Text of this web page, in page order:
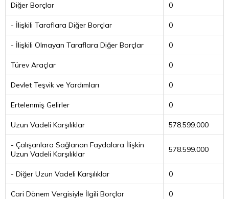
Diğer Borçlar 0
- İlişkili Taraflara Diğer Borçlar 0
- İlişkili Olmayan Taraflara Diğer Borçlar 0
Türev Araçlar 0
Devlet Teşvik ve Yardımları 0
Ertelenmiş Gelirler 0
Uzun Vadeli Karşılıklar 578.599.000
- Çalışanlara Sağlanan Faydalara İlişkin
Uzun Vadeli Karşılıklar
578.599.000
- Diğer Uzun Vadeli Karşılıklar 0
Cari Dönem Vergisiyle İlgili Borçlar 0